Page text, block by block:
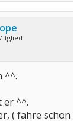
^^.
er ^^.
( fahre